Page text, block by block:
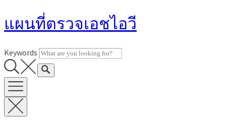
to
แผนที่ตรวจเอชไอวี
Keywords